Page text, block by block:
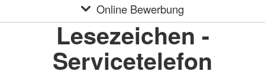
Online Bewerbung
Lesezeichen -
Servicetelefon